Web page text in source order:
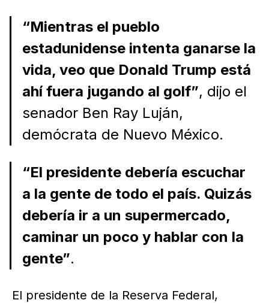
“Mientras el pueblo
estadunidense intenta ganarse la
vida, veo que Donald Trump está
ahí fuera jugando al golf”, dijo el
senador Ben Ray Luján,
demócrata de Nuevo México.
“El presidente debería escuchar
a la gente de todo el país. Quizás
debería ir a un supermercado,
caminar un poco y hablar con la
gente”.
El presidente de la Reserva Federal,